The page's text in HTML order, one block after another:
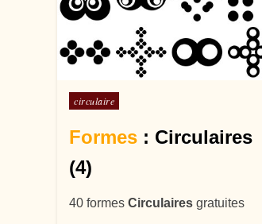
Posté dans
circulaire
Formes : Circulaires
(4)
40 formesCirculaires gratuites